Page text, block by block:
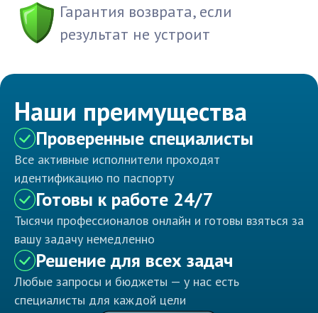
Гарантия возврата, если
результат не устроит
Наши преимущества
Проверенные специалисты
Все активные исполнители проходят
идентификацию по паспорту
Готовы к работе 24/7
Тысячи профессионалов онлайн и готовы взяться за
вашу задачу немедленно
Решение для всех задач
Любые запросы и бюджеты — у нас есть
специалисты для каждой цели